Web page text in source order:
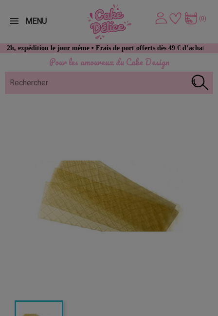
Pour les amoureux du Cake Design
le jour même • Frais de port offerts dès 49 € d’achat
(0)
MENU